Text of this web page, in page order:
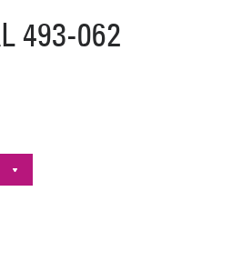
493-062